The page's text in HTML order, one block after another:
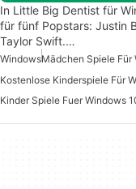
In Little Big Dentist für
für fünf Popstars: Justin
Taylor Swift.…
WindowsMädchen Spiele Für
Kostenlose Kinderspiele Für
Kinder Spiele Fuer Windows